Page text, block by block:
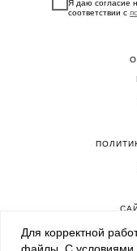
Я даю согласие
соответствии с
Для корректной
файлы. С условиями